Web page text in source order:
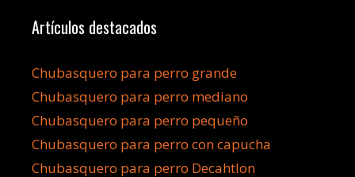
Artículos destacados
Chubasquero para perro grande
Chubasquero para perro mediano
Chubasquero para perro pequeño
Chubasquero para perro con capucha
Chubasquero para perro Decahtlon